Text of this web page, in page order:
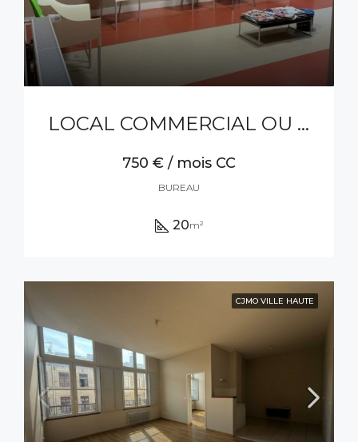
LOCAL COMMERCIAL OU BUREAU
750 € / mois CC
BUREAU
20m²
CJMO VILLE HAUTE